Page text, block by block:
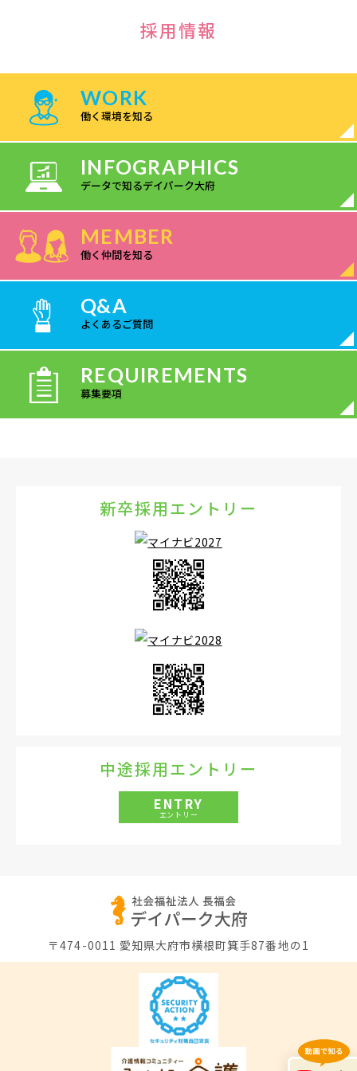
採用情報
WORK
働く環境を知る
INFOGRAPHICS
データで知るデイパーク大府
MEMBER
働く仲間を知る
Q&A
よくあるご質問
REQUIREMENTS
募集要項
新卒採用エントリー
中途採用エントリー
ENTRY
エントリー
〒474-0011 愛知県大府市横根町箕手87番地の1